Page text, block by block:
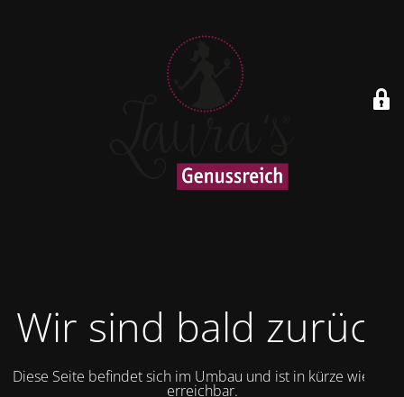
Wir sind bald zurück
Diese Seite befindet sich im Umbau und ist in kürze wieder
erreichbar.